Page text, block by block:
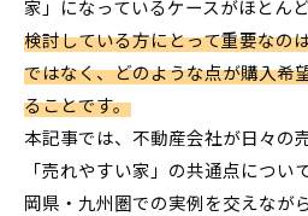
家」になっているケースがほとん
検討している方にとって重要なの
ではなく、どのような点が購入希
ることです。
本記事では、不動産会社が日々の
「売れやすい家」の共通点につい
岡県・九州圏での実例を交えなが